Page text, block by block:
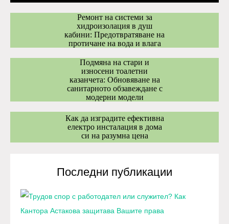
Ремонт на системи за
хидроизолация в душ
кабини: Предотвратяване на
протичане на вода и влага
Подмяна на стари и
износени тоалетни
казанчета: Обновяване на
санитарното обзавеждане с
модерни модели
Как да изградите ефективна
електро инсталация в дома
си на разумна цена
Последни публикации